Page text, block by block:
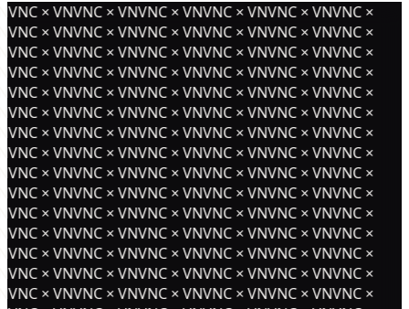
× VNVNC × VNVNC × VNVNC × VNVNC × VNVNC ×
× VNVNC × VNVNC × VNVNC × VNVNC × VNVNC ×
× VNVNC × VNVNC × VNVNC × VNVNC × VNVNC ×
× VNVNC × VNVNC × VNVNC × VNVNC × VNVNC ×
× VNVNC × VNVNC × VNVNC × VNVNC × VNVNC ×
× VNVNC × VNVNC × VNVNC × VNVNC × VNVNC ×
× VNVNC × VNVNC × VNVNC × VNVNC × VNVNC ×
× VNVNC × VNVNC × VNVNC × VNVNC × VNVNC ×
× VNVNC × VNVNC × VNVNC × VNVNC × VNVNC ×
× VNVNC × VNVNC × VNVNC × VNVNC × VNVNC ×
× VNVNC × VNVNC × VNVNC × VNVNC × VNVNC ×
× VNVNC × VNVNC × VNVNC × VNVNC × VNVNC ×
× VNVNC × VNVNC × VNVNC × VNVNC × VNVNC ×
× VNVNC × VNVNC × VNVNC × VNVNC × VNVNC ×
× VNVNC × VNVNC × VNVNC × VNVNC × VNVNC ×